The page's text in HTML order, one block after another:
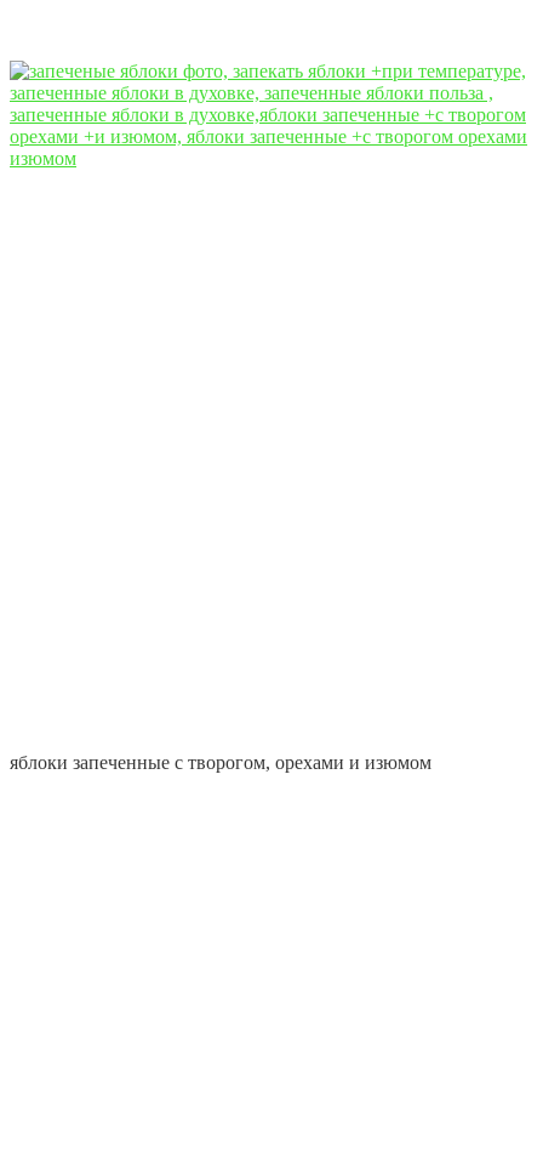
яблоки запеченные с творогом, орехами и изюмом